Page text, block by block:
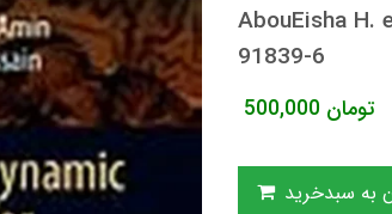
AbouEisha H.
91839-6
500,000 تومان
به سبدخرید